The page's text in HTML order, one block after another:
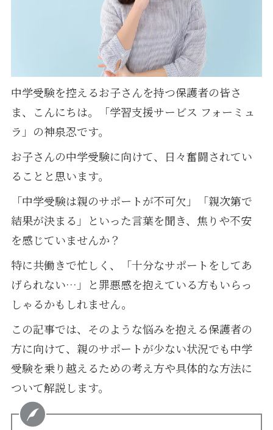
中学受験を控えるお子さんを持つ保護者の皆さ
ま、こんにちは。「学習支援サービス フォーミュ
ラ」の神泉忍です。
お子さんの中学受験に向けて、日々奮闘されてい
ることと思います。
「中学受験は親のサポートが不可欠」「親次第で
結果が決まる」といった言葉を聞き、焦りや不安
を感じていませんか？
特に共働きで忙しく、「十分なサポートをしてあ
げられない…」と罪悪感を抱えている方もいらっ
しゃるかもしれません。
この記事では、そのような悩みを抱える保護者の
方に向けて、親のサポートが少ない状況でも中学
受験を乗り越えるための考え方や具体的な方法に
ついて解説します。